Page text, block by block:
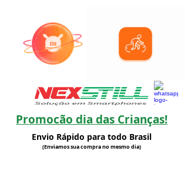
Promocão dia das Crianças!
Envio Rápido para todo Brasil
(Enviamos sua compra no mesmo dia)